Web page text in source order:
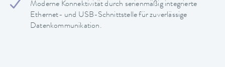
Moderne Konnektivität durch serienmäßig integrierte
Ethernet- und USB-Schnittstelle für zuverlässige
Datenkommunikation.